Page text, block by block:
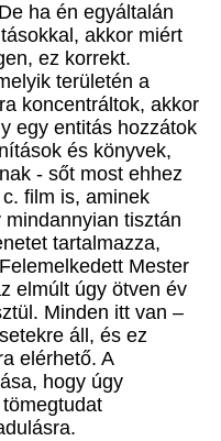
ha én egyáltalán
akkor miért
ez korrekt.
területén a
koncentráltok, akkor
egy entitás hozzátok
és könyvek,
- sőt most ehhez
film is, aminek
tisztán
tartalmazza,
Mester
elmúlt úgy ötven év
Minden itt van –
áll, és ez
elérhető. A
hogy úgy